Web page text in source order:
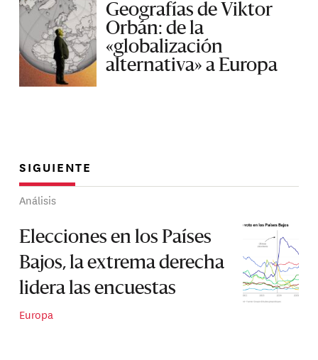
Geografías de Viktor
Orbán: de la
«globalización
alternativa» a Europa
SIGUIENTE
Análisis
Elecciones en los Países
Bajos, la extrema derecha
lidera las encuestas
Europa